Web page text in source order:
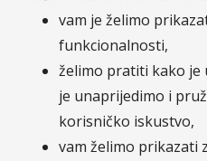
osiguranje, d.d. posluje
Sava osiguranje, d.d. -
Pripadnost Osigurateljnoj
dijelom jedne od
Europi. Više o Savi Re.
vam je želimo
funkcionalnosti,
želimo pratiti kako je
je unaprijedimo i
korisničko iskustvo,
vam želimo prikazati